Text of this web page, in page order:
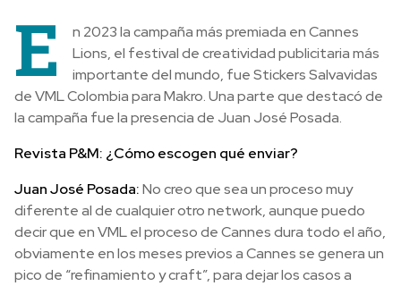
E
n 2023 la campaña más premiada en Cannes
Lions, el festival de creatividad publicitaria más
importante del mundo, fue Stickers Salvavidas
de VML Colombia para Makro. Una parte que destacó de
la campaña fue la presencia de Juan José Posada.
Revista P&M: ¿Cómo escogen qué enviar?
Juan José Posada:No creo que sea un proceso muy
diferente al de cualquier otro network, aunque puedo
decir que en VML el proceso de Cannes dura todo el año,
obviamente en los meses previos a Cannes se genera un
pico de “refinamiento y craft”, para dejar los casos a